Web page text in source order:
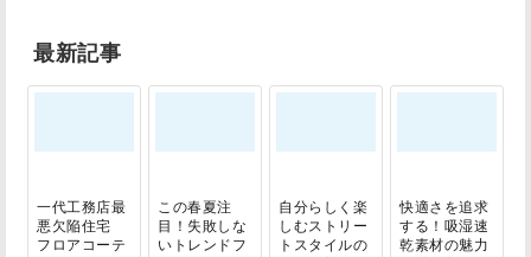
最新記事
一代工務店最
悪欠陥住宅
フロアコーテ
この春夏注
目！失敗しな
いトレンドフ
自分らしく楽
しむストリー
トスタイルの
快適さを追求
する！吸湿速
乾素材の魅力